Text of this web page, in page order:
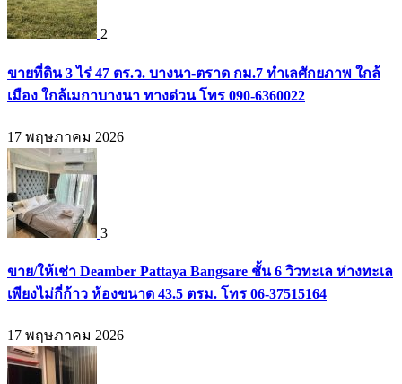
2
ขายที่ดิน 3 ไร่ 47 ตร.ว. บางนา-ตราด กม.7 ทำเลศักยภาพ ใกล้
เมือง ใกล้เมกาบางนา ทางด่วน โทร 090-6360022
17 พฤษภาคม 2026
3
ขาย/ให้เช่า Deamber Pattaya Bangsare ชั้น 6 วิวทะเล ห่างทะเล
เพียงไม่กี่ก้าว ห้องขนาด 43.5 ตรม. โทร 06-37515164
17 พฤษภาคม 2026